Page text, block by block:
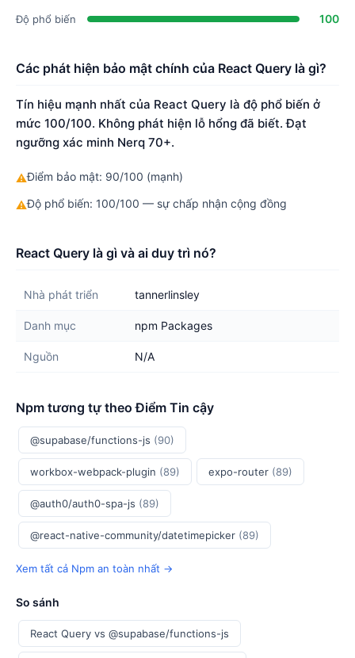
Độ phổ biến 100
Các phát hiện bảo mật chính của React Query là gì?
Tín hiệu mạnh nhất của React Query là độ phổ biến ở
mức 100/100. Không phát hiện lỗ hổng đã biết. Đạt
ngưỡng xác minh Nerq 70+.
⚠Điểm bảo mật: 90/100 (mạnh)
⚠Độ phổ biến: 100/100 — sự chấp nhận cộng đồng
React Query là gì và ai duy trì nó?
Nhà phát triển tannerlinsley
Danh mục npm Packages
Nguồn N/A
Npm tương tự theo Điểm Tin cậy
@supabase/functions-js (90)
workbox-webpack-plugin (89) expo-router (89)
@auth0/auth0-spa-js (89)
@react-native-community/datetimepicker (89)
Xem tất cả Npm an toàn nhất →
So sánh
React Query vs @supabase/functions-js